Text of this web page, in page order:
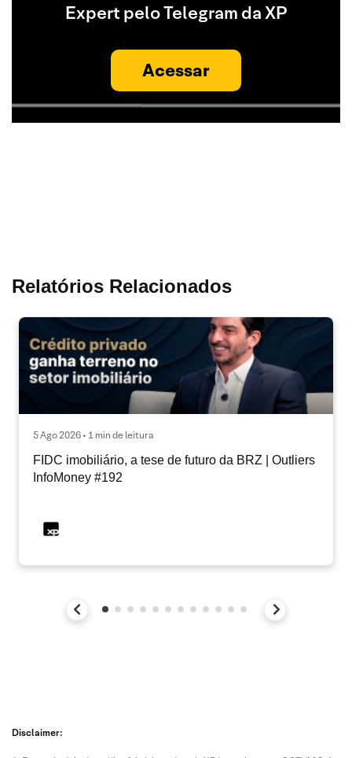
Expert pelo Telegram da XP
Acessar
Relatórios Relacionados
5 Ago 2026 • 1 min de leitura
FIDC imobiliário, a tese de futuro da BRZ | Outliers
InfoMoney #192
Disclaimer: